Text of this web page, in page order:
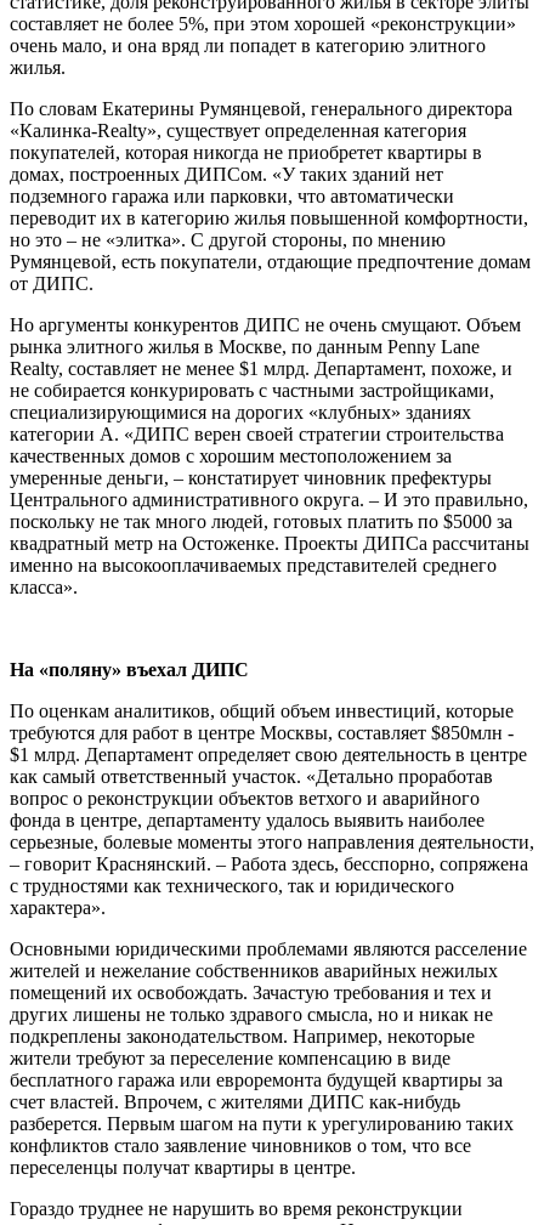
составляет не более 5%, при этом хорошей «реконструкции»
очень мало, и она вряд ли попадет в категорию элитного
жилья.
По словам Екатерины Румянцевой, генерального директора
«Калинка-Realty», существует определенная категория
покупателей, которая никогда не приобретет квартиры в
домах, построенных ДИПСом. «У таких зданий нет
подземного гаража или парковки, что автоматически
переводит их в категорию жилья повышенной комфортности,
но это – не «элитка». С другой стороны, по мнению
Румянцевой, есть покупатели, отдающие предпочтение домам
от ДИПС.
Но аргументы конкурентов ДИПС не очень смущают. Объем
рынка элитного жилья в Москве, по данным Penny Lane
Realty, cоставляет не менее $1 млрд. Департамент, похоже, и
не собирается конкурировать с частными застройщиками,
специализирующимися на дорогих «клубных» зданиях
категории А. «ДИПС верен своей стратегии строительства
качественных домов с хорошим местоположением за
умеренные деньги, – констатирует чиновник префектуры
Центрального административного округа. – И это правильно,
поскольку не так много людей, готовых платить по $5000 за
квадратный метр на Остоженке. Проекты ДИПСа рассчитаны
именно на высокооплачиваемых представителей среднего
класса».
На «поляну» въехал ДИПС
По оценкам аналитиков, общий объем инвестиций, которые
требуются для работ в центре Москвы, составляет $850млн -
$1 млрд. Департамент определяет свою деятельность в центре
как самый ответственный участок. «Детально проработав
вопрос о реконструкции объектов ветхого и аварийного
фонда в центре, департаменту удалось выявить наиболее
серьезные, болевые моменты этого направления деятельности,
– говорит Краснянский. – Работа здесь, бесспорно, сопряжена
с трудностями как технического, так и юридического
характера».
Основными юридическими проблемами являются расселение
жителей и нежелание собственников аварийных нежилых
помещений их освобождать. Зачастую требования и тех и
других лишены не только здравого смысла, но и никак не
подкреплены законодательством. Например, некоторые
жители требуют за переселение компенсацию в виде
бесплатного гаража или евроремонта будущей квартиры за
счет властей. Впрочем, с жителями ДИПС как-нибудь
разберется. Первым шагом на пути к урегулированию таких
конфликтов стало заявление чиновников о том, что все
переселенцы получат квартиры в центре.
Гораздо труднее не нарушить во время реконструкции